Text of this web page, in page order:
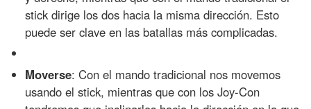
stick dirige los dos hacia la misma dirección. Esto
puede ser clave en las batallas más complicadas.
Moverse: Con el mando tradicional nos movemos
usando el stick, mientras que con los Joy-Con